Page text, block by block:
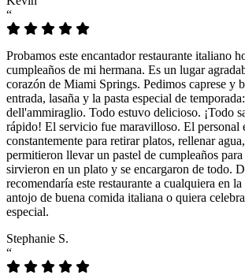
“
Probamos este encantador restaurante italiano
cumpleaños de mi hermana. Es un lugar
corazón de Miami Springs. Pedimos caprese y
entrada, lasaña y la pasta especial de
dell'ammiraglio. Todo estuvo delicioso. ¡Todo
rápido! El servicio fue maravilloso. El personal
constantemente para retirar platos, rellenar
permitieron llevar un pastel de cumpleaños
sirvieron en un plato y se encargaron de todo.
recomendaría este restaurante a cualquiera en
antojo de buena comida italiana o quiera
especial.
Stephanie S.
“